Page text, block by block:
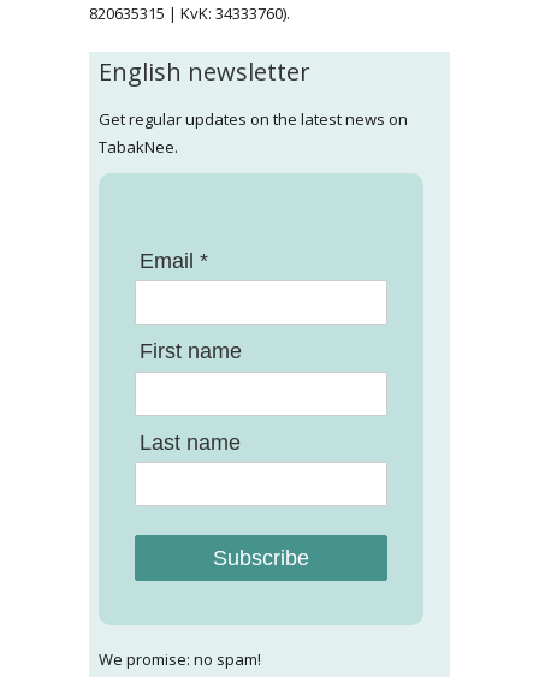
820635315 | KvK: 34333760).
English newsletter
Get regular updates on the latest news on
TabakNee.
Email *
First name
Last name
Subscribe
We promise: no spam!